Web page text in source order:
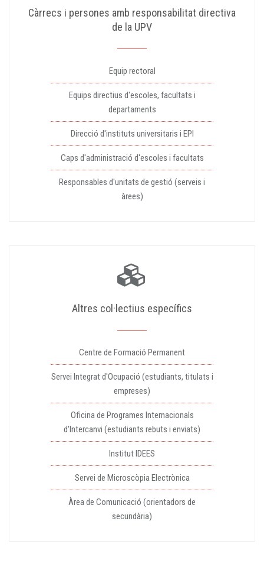
Càrrecs i persones amb responsabilitat directiva
de la UPV
Equip rectoral
Equips directius d'escoles, facultats i
departaments
Direcció d'instituts universitaris i EPI
Caps d'administració d'escoles i facultats
Responsables d'unitats de gestió (serveis i
àrees)
Altres col·lectius específics
Centre de Formació Permanent
Servei Integrat d'Ocupació (estudiants, titulats i
empreses)
Oficina de Programes Internacionals
d'Intercanvi (estudiants rebuts i enviats)
Institut IDEES
Servei de Microscòpia Electrònica
Àrea de Comunicació (orientadors de
secundària)